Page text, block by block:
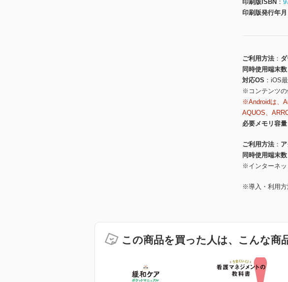
印刷版ISBN
印刷版発行年月
ご利用方法
同時使用端末数
対応OS
iOS
※コンテンツの
※Androidは、
AQUOS、
必要メモリ容量
ご利用方法
同時使用端末数
※インターネッ
※導入・利用方
この商品を買った人は、こんな商